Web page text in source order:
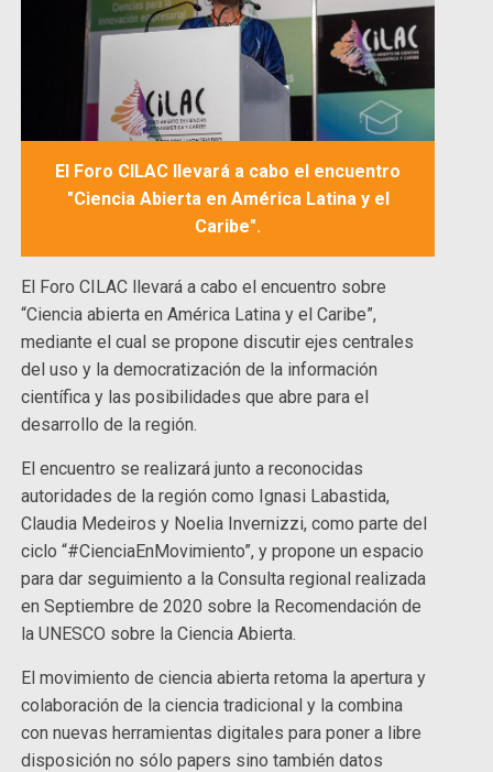
El Foro CILAC llevará a cabo el encuentro
"Ciencia Abierta en América Latina y el
Caribe".
El Foro CILAC llevará a cabo el encuentro sobre
“Ciencia abierta en América Latina y el Caribe”,
mediante el cual se propone discutir ejes centrales
del uso y la democratización de la información
científica y las posibilidades que abre para el
desarrollo de la región.
El encuentro se realizará junto a reconocidas
autoridades de la región como Ignasi Labastida,
Claudia Medeiros y Noelia Invernizzi, como parte del
ciclo “#CienciaEnMovimiento”, y propone un espacio
para dar seguimiento a la Consulta regional realizada
en Septiembre de 2020 sobre la Recomendación de
la UNESCO sobre la Ciencia Abierta.
El movimiento de ciencia abierta retoma la apertura y
colaboración de la ciencia tradicional y la combina
con nuevas herramientas digitales para poner a libre
disposición no sólo papers sino también datos